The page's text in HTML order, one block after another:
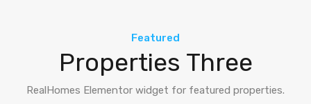
Featured
Properties Three
RealHomes Elementor widget for featured properties.